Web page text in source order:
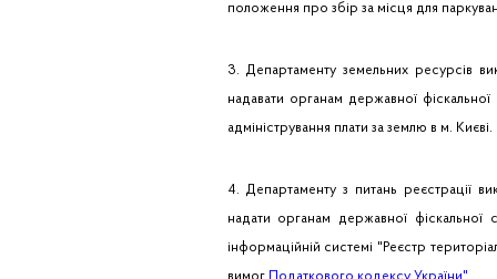
положення про збір за місця для
3. Департаменту земельних ресурсів
надавати органам державної
адміністрування плати за землю в м. Києві.
4. Департаменту з питань реєстрації
надати органам державної
інформаційній системі "Реєстр